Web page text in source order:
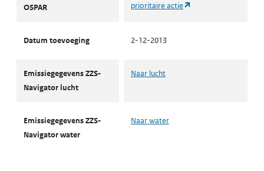
OSPAR
prioritaire actie
Datum toevoeging 2-12-2013
Emissiegegevens ZZS-
Navigator lucht
Naar lucht
Emissiegegevens ZZS-
Navigator water
Naar water